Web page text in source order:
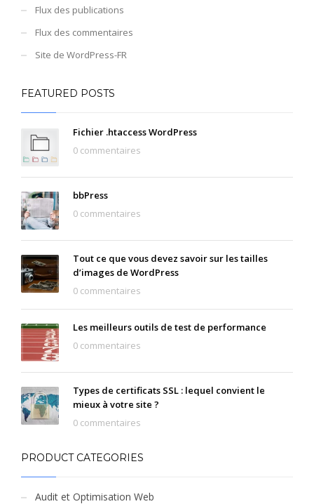
Flux des publications
Flux des commentaires
Site de WordPress-FR
FEATURED POSTS
Fichier .htaccess WordPress
0 commentaires
bbPress
0 commentaires
Tout ce que vous devez savoir sur les tailles
d’images de WordPress
0 commentaires
Les meilleurs outils de test de performance
0 commentaires
Types de certificats SSL : lequel convient le
mieux à votre site ?
0 commentaires
PRODUCT CATEGORIES
Audit et Optimisation Web